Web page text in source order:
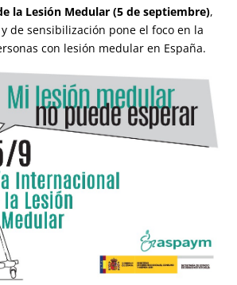
la Lesión Medular (5 de septiembre),
de sensibilización pone el foco en la
con lesión medular en España.